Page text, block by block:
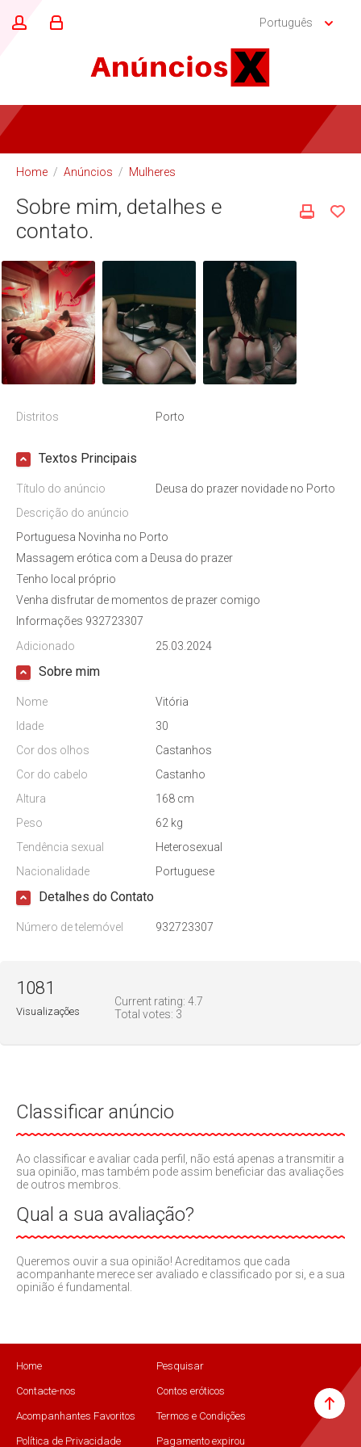
Português
Home / Anúncios / Mulheres
Sobre mim, detalhes e
contato.
Distritos Porto
Textos Principais
Título do anúncio
Deusa do prazer novidade no Porto
Descrição do anúncio
Portuguesa Novinha no Porto
Massagem erótica com a Deusa do prazer
Tenho local próprio
Venha disfrutar de momentos de prazer comigo
Informações 932723307
Adicionado
25.03.2024
Sobre mim
Nome
Vitória
Idade
30
Cor dos olhos
Castanhos
Cor do cabelo
Castanho
Altura
168 cm
Peso
62 kg
Tendência sexual
Heterosexual
Nacionalidade
Portuguese
Detalhes do Contato
Número de telemóvel 932723307
Current rating: 4.7
Total votes: 3
1081
Visualizações
Classificar anúncio
Ao classificar e avaliar cada perfil, não está apenas a transmitir a
sua opinião, mas também pode assim beneficiar das avaliações
de outros membros.
Qual a sua avaliação?
Queremos ouvir a sua opinião! Acreditamos que cada
acompanhante merece ser avaliado e classificado por si, e a sua
opinião é fundamental.
Home Pesquisar
Contacte-nos Contos eróticos
Acompanhantes Favoritos Termos e Condições
Política de Privacidade Pagamento expirou